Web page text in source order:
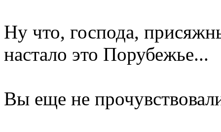
Ну что, господа,
настало это Порубежье...
Вы еще не